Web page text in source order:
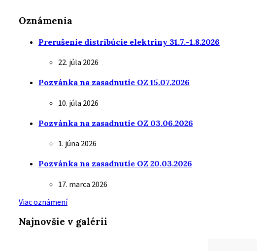
Oznámenia
Prerušenie distribúcie elektriny 31.7.-1.8.2026
22. júla 2026
Pozvánka na zasadnutie OZ 15.07.2026
10. júla 2026
Pozvánka na zasadnutie OZ 03.06.2026
1. júna 2026
Pozvánka na zasadnutie OZ 20.03.2026
17. marca 2026
Viac oznámení
Najnovšie v galérii